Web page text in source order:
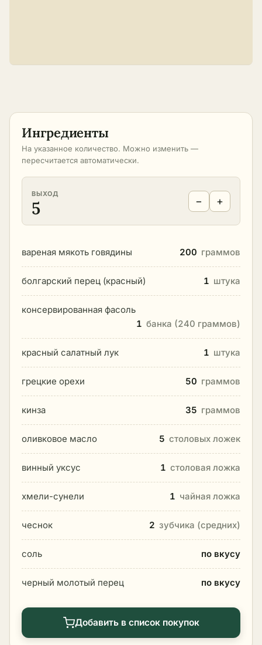
Ингредиенты
На указанное количество. Можно изменить —
пересчитается автоматически.
ВЫХОД
5 − +
вареная мякоть говядины 200 граммов
болгарский перец (красный) 1 штука
консервированная фасоль
1 банка (240 граммов)
красный салатный лук 1 штука
грецкие орехи 50 граммов
кинза 35 граммов
оливковое масло 5 столовых ложек
винный уксус 1 столовая ложка
хмели-сунели 1 чайная ложка
чеснок 2 зубчика (средних)
соль по вкусу
черный молотый перец по вкусу
Добавить в список покупок